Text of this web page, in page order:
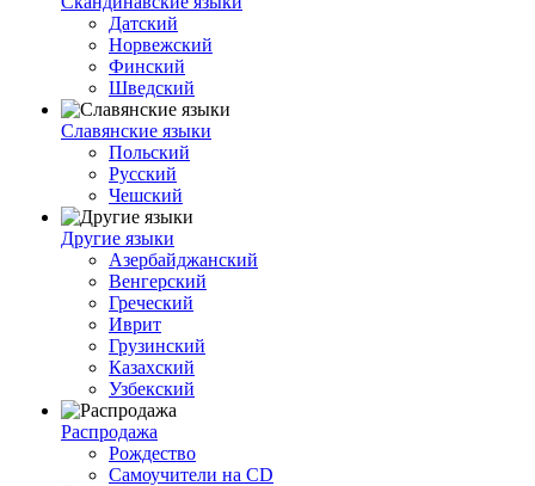
Датский
Норвежский
Финский
Шведский
Славянские языки
Польский
Русский
Чешский
Другие языки
Азербайджанский
Венгерский
Греческий
Иврит
Грузинский
Казахский
Узбекский
Распродажа
Рождество
Самоучители на CD